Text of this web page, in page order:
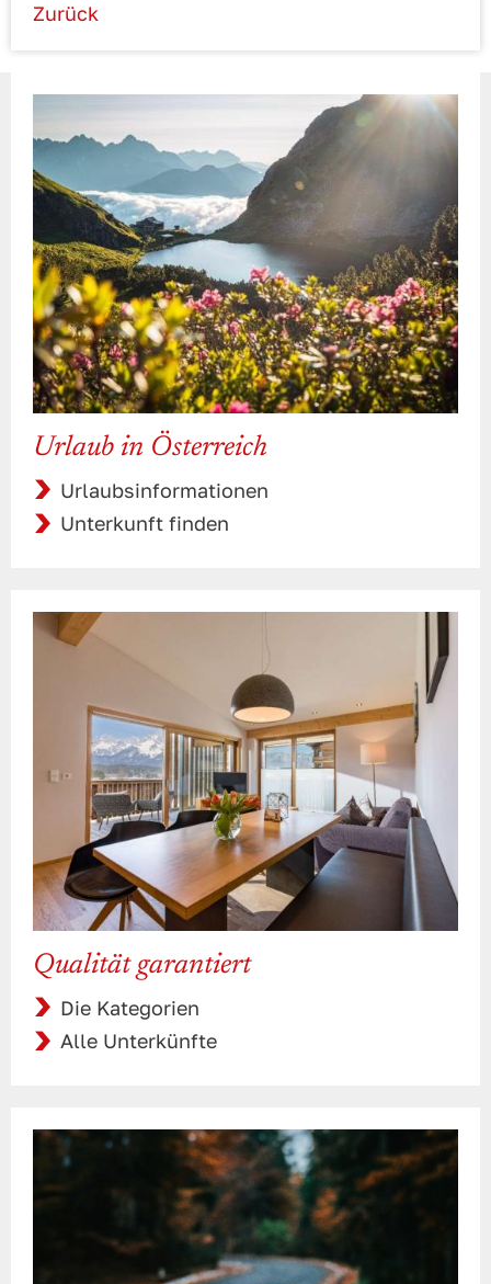
Zurück
Urlaub in Österreich
Urlaubsinformationen
Unterkunft finden
Qualität garantiert
Die Kategorien
Alle Unterkünfte